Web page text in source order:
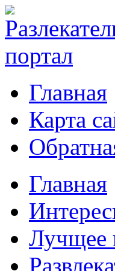
Главная
Карта
Главная
Лучщее